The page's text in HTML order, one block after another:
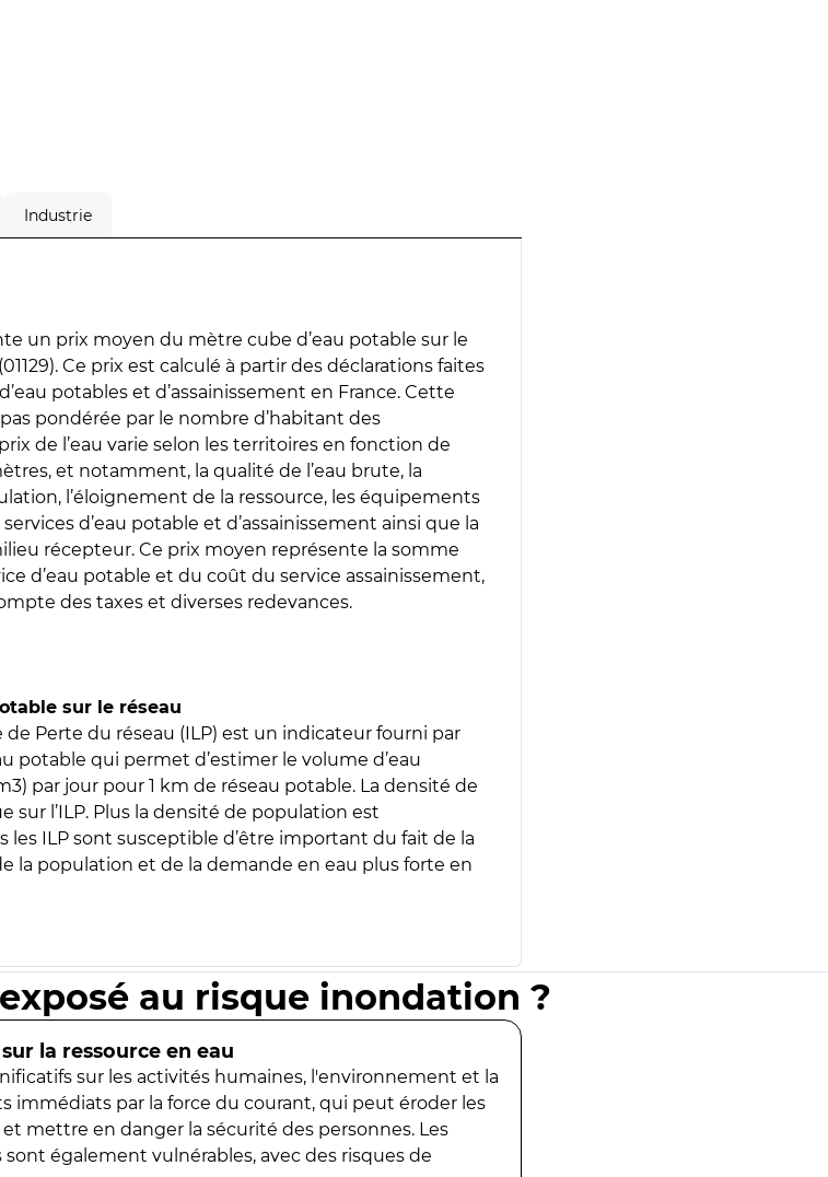
Industrie
un prix moyen du mètre cube d’eau potable sur le
Ce prix est calculé à partir des déclarations faites
potables et d’assainissement en France. Cette
pondérée par le nombre d’habitant des
de l’eau varie selon les territoires en fonction de
et notamment, la qualité de l’eau brute, la
l’éloignement de la ressource, les équipements
d’eau potable et d’assainissement ainsi que la
récepteur. Ce prix moyen représente la somme
d’eau potable et du coût du service assainissement,
des taxes et diverses redevances.
sur le réseau
de Perte du réseau (ILP) est un indicateur fourni par
potable qui permet d’estimer le volume d’eau
par jour pour 1 km de réseau potable. La densité de
sur l’ILP. Plus la densité de population est
les ILP sont susceptible d’être important du fait de la
la population et de la demande en eau plus forte en
au risque inondation ?
la ressource en eau
sur les activités humaines, l'environnement et la
immédiats par la force du courant, qui peut éroder les
mettre en danger la sécurité des personnes. Les
également vulnérables, avec des risques de